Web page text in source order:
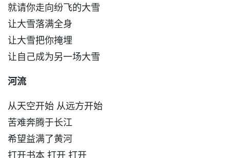
就请你走向纷飞的大雪
让大雪落满全身
让大雪把你掩埋
让自己成为另一场大雪
河流
从天空开始 从远方开始
苦难奔腾于长江
希望益满了黄河
打开书本 打开 打开